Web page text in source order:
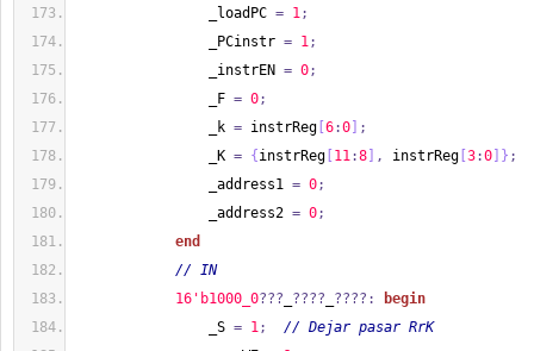
_loadPC = 1;
_PCinstr = 1;
_instrEN = 0;
_F = 0;
_k = instrReg 6:0
;
_K = { instrReg 11:8 , instrReg 3:0 } ;
_address1 = 0;
_address2 = 0;
end
// IN
16'b1000_0??? ???? ????:
begin
_S = 1;
// Dejar pasar RrK